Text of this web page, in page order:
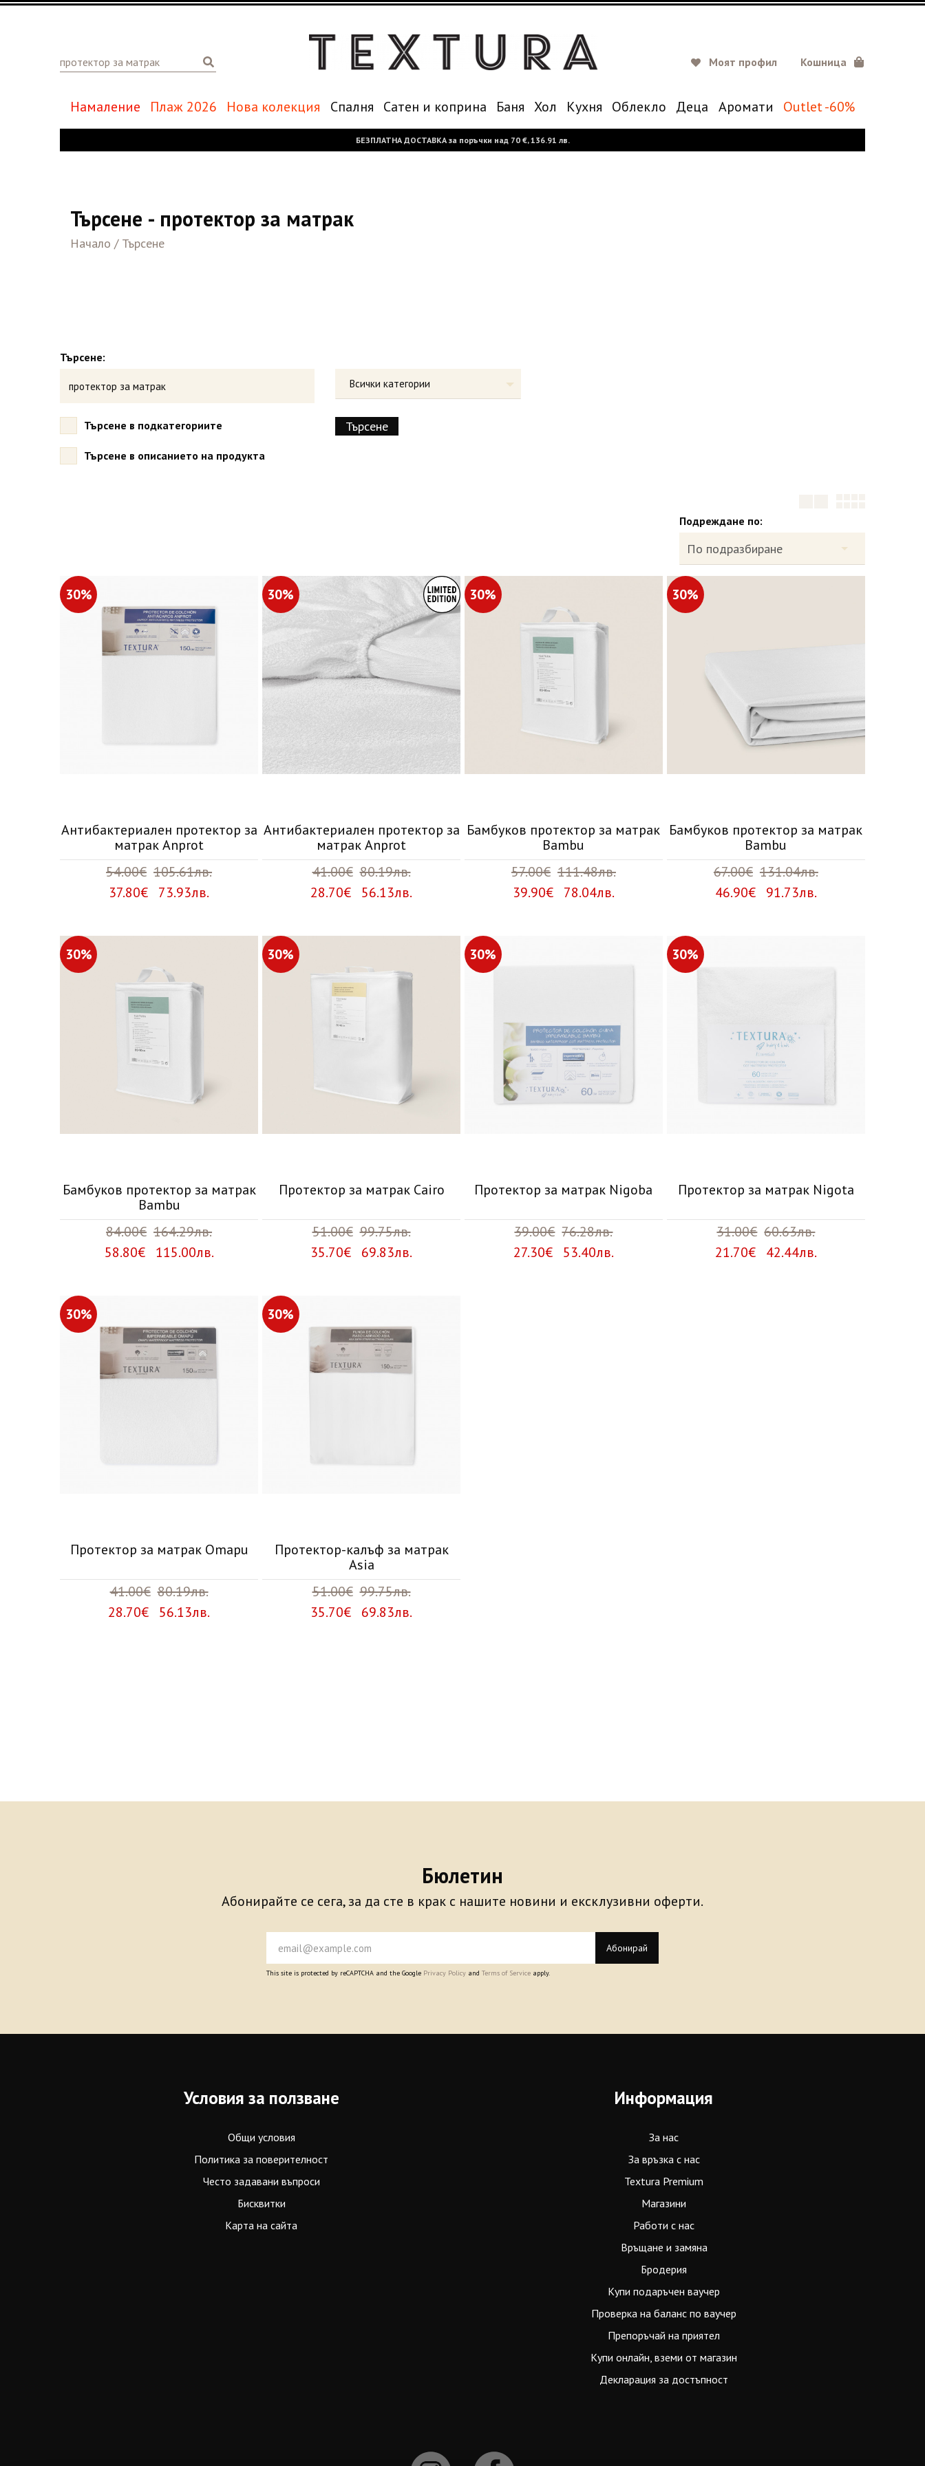
Моят профил Кошница
Намаление Плаж 2026 Нова колекция Спалня Сатен и коприна Баня Хол Кухня Oблекло Деца Аромати Outlet -60%
БЕЗПЛАТНА ДОСТАВКА за поръчки над 70 €,136.91 лв.
Търсене - протектор за матрак
Начало / Търсене
Търсене:
Всички категории
Търсене в подкатегориите
Търсене в описанието на продукта
Подреждане по:
30%
Антибактериален протектор за
матрак Anprot
54.00€ 105.61лв.
37.80€ 73.93лв.
30%
Антибактериален протектор за
матрак Anprot
41.00€ 80.19лв.
28.70€ 56.13лв.
30%
Бамбуков протектор за матрак
Bambu
57.00€ 111.48лв.
39.90€ 78.04лв.
30%
Бамбуков протектор за матрак
Bambu
67.00€ 131.04лв.
46.90€ 91.73лв.
30%
Бамбуков протектор за матрак
Bambu
84.00€ 164.29лв.
58.80€ 115.00лв.
30%
Протектор за матрак Cairo
51.00€ 99.75лв.
35.70€ 69.83лв.
30%
Протектор за матрак Nigoba
39.00€ 76.28лв.
27.30€ 53.40лв.
30%
Протектор за матрак Nigota
31.00€ 60.63лв.
21.70€ 42.44лв.
30%
Протектор за матрак Omapu
41.00€ 80.19лв.
28.70€ 56.13лв.
30%
Протектор-калъф за матрак
Asia
51.00€ 99.75лв.
35.70€ 69.83лв.
Бюлетин
Абонирайте се сега, за да сте в крак с нашите новини и ексклузивни оферти.
Абонирай
This site is protected by reCAPTCHA and the Google Privacy Policy and Terms of Service apply.
Условия за ползване
Общи условия
Политика за поверителност
Често задавани въпроси
Бисквитки
Карта на сайта
Информация
За нас
За връзка с нас
Textura Premium
Магазини
Работи с нас
Връщане и замяна
Бродерия
Купи подаръчен ваучер
Проверка на баланс по ваучер
Препоръчай на приятел
Купи онлайн, вземи от магазин
Декларация за достъпност